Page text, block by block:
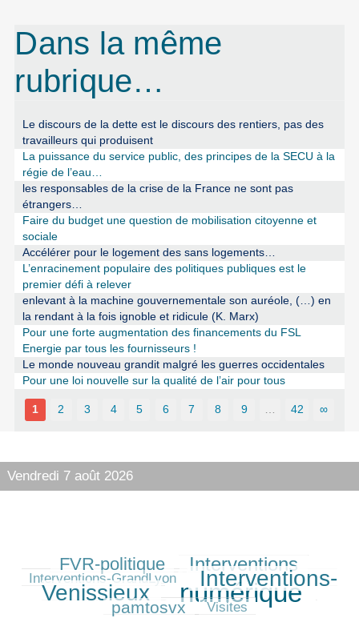
Dans la même
rubrique…
Le discours de la dette est le discours des rentiers, pas des
travailleurs qui produisent
La puissance du service public, des principes de la SECU à la
régie de l’eau…
les responsables de la crise de la France ne sont pas
étrangers…
Faire du budget une question de mobilisation citoyenne et
sociale
Accélérer pour le logement des sans logements…
L’enracinement populaire des politiques publiques est le
premier défi à relever
enlevant à la machine gouvernementale son auréole, (…) en
la rendant à la fois ignoble et ridicule (K. Marx)
Pour une forte augmentation des financements du FSL
Energie par tous les fournisseurs !
Le monde nouveau grandit malgré les guerres occidentales
Pour une loi nouvelle sur la qualité de l’air pour tous
1 2 3 4 5 6 7 8 9 … 42 ∞
Vendredi 7 août 2026
254/515FVR-politique
282/515 Interventions
Interventions-GrandLyon
368/515 Interventions-
Venissieux
515/515 numérique
200/515
pamtosvx Visites